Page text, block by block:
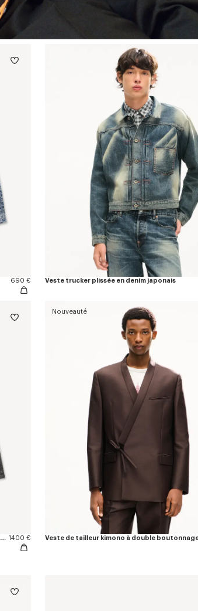
690 € Veste trucker plissée en denim japonais
Veste de tailleur cintrée à simple boutonnage 'KENZO Checks' en laine 1400 €
Nouveauté